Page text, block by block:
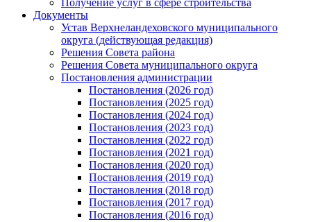
Получение услуг в сфере строительства
Документы
Устав Верхнеландеховского муниципального
округа (действующая редакция)
Решения Совета района
Решения Совета муниципального округа
Постановления администрации
Постановления (2026 год)
Постановления (2025 год)
Постановления (2024 год)
Постановления (2023 год)
Постановления (2022 год)
Постановления (2021 год)
Постановления (2020 год)
Постановления (2019 год)
Постановления (2018 год)
Постановления (2017 год)
Постановления (2016 год)